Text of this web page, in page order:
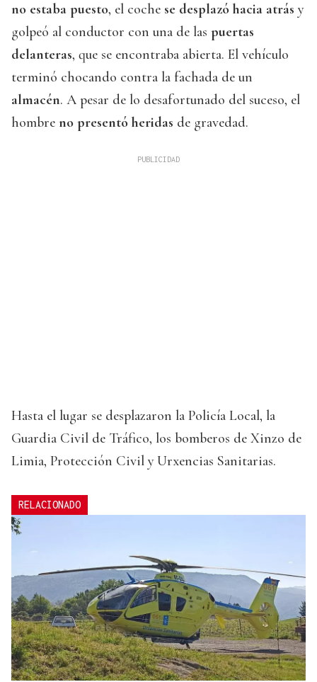
no estaba puesto, el coche se desplazó hacia atrás y
golpeó al conductor con una de las puertas
delanteras, que se encontraba abierta. El vehículo
terminó chocando contra la fachada de un
almacén. A pesar de lo desafortunado del suceso, el
hombre no presentó heridas de gravedad.
Hasta el lugar se desplazaron la Policía Local, la
Guardia Civil de Tráfico, los bomberos de Xinzo de
Limia, Protección Civil y Urxencias Sanitarias.
RELACIONADO